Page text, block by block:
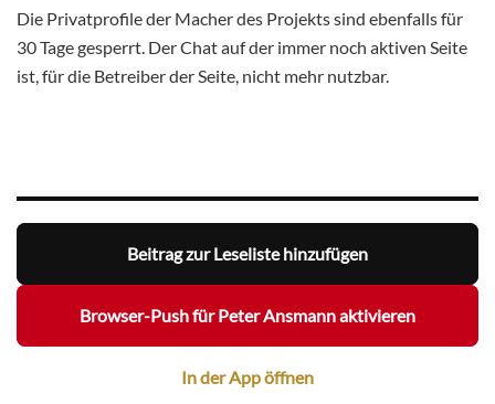
Die Privatprofile der Macher des Projekts sind ebenfalls für
30 Tage gesperrt. Der Chat auf der immer noch aktiven Seite
ist, für die Betreiber der Seite, nicht mehr nutzbar.
Beitrag zur Leseliste hinzufügen
Browser-Push für Peter Ansmann aktivieren
In der App öffnen